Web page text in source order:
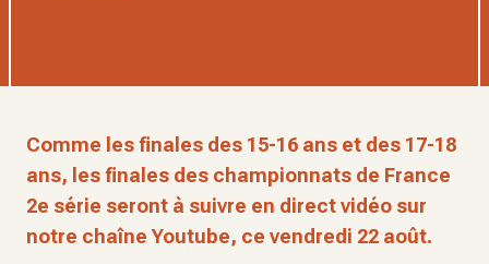
Comme les finales des 15-16 ans et des 17-18
ans, les finales des championnats de France
2e série seront à suivre en direct vidéo sur
notre chaîne Youtube, ce vendredi 22 août.